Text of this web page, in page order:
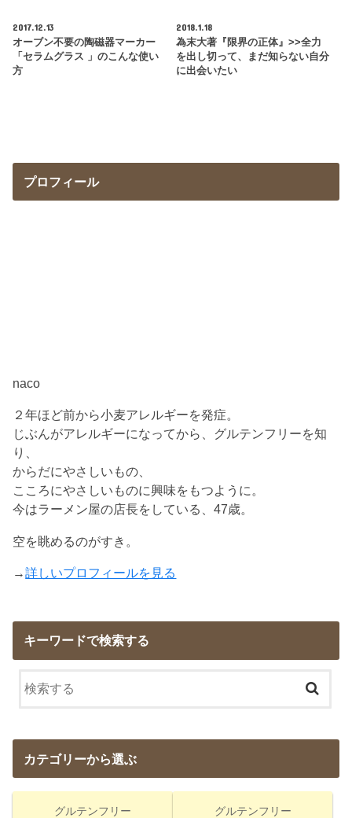
2017.12.13
オーブン不要の陶磁器マーカー
「セラムグラス 」のこんな使い
方
2018.1.18
為末大著『限界の正体』>>全力
を出し切って、まだ知らない自分
に出会いたい
プロフィール
naco
２年ほど前から小麦アレルギーを発症。
じぶんがアレルギーになってから、グルテンフリーを知
り、
からだにやさしいもの、
こころにやさしいものに興味をもつように。
今はラーメン屋の店長をしている、47歳。
空を眺めるのがすき。
→詳しいプロフィールを見る
キーワードで検索する
カテゴリーから選ぶ
グルテンフリー グルテンフリー